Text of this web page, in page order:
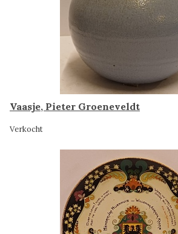
Vaasje, Pieter Groeneveldt
Verkocht